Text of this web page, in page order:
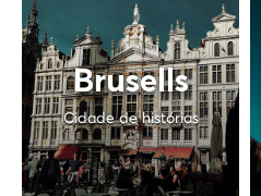
Brusells
Cidade de histórias